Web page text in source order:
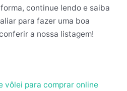
continue lendo e saiba
para fazer uma boa
a nossa listagem!
vôlei para comprar online